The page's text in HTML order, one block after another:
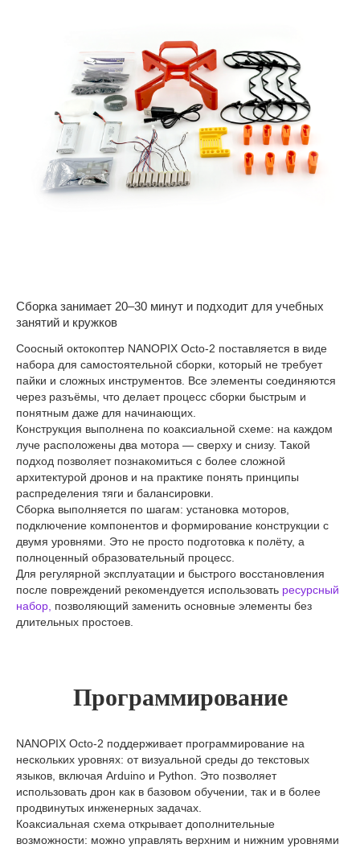
Сборка занимает 20–30 минут и подходит для учебных
занятий и кружков
Соосный октокоптер NANOPIX Octo-2 поставляется в виде
набора для самостоятельной сборки, который не требует
пайки и сложных инструментов. Все элементы соединяются
через разъёмы, что делает процесс сборки быстрым и
понятным даже для начинающих.
Конструкция выполнена по коаксиальной схеме: на каждом
луче расположены два мотора — сверху и снизу. Такой
подход позволяет познакомиться с более сложной
архитектурой дронов и на практике понять принципы
распределения тяги и балансировки.
Сборка выполняется по шагам: установка моторов,
подключение компонентов и формирование конструкции с
двумя уровнями. Это не просто подготовка к полёту, а
полноценный образовательный процесс.
Для регулярной эксплуатации и быстрого восстановления
после повреждений рекомендуется использовать ресурсный
набор, позволяющий заменить основные элементы без
длительных простоев.
Программирование
NANOPIX Octo-2 поддерживает программирование на
нескольких уровнях: от визуальной среды до текстовых
языков, включая Arduino и Python. Это позволяет
использовать дрон как в базовом обучении, так и в более
продвинутых инженерных задачах.
Коаксиальная схема открывает дополнительные
возможности: можно управлять верхним и нижним уровнями